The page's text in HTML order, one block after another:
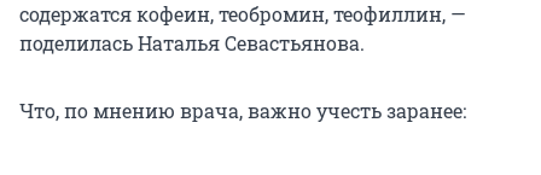
содержатся кофеин, теобромин, теофиллин, —
поделилась Наталья Севастьянова.
Что, по мнению врача, важно учесть заранее: